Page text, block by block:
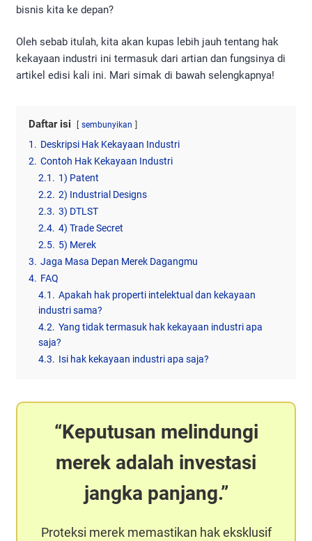
bisnis kita ke depan?
Oleh sebab itulah, kita akan kupas lebih jauh tentang hak
kekayaan industri ini termasuk dari artian dan fungsinya di
artikel edisi kali ini. Mari simak di bawah selengkapnya!
Daftar isi sembunyikan
1. Deskripsi Hak Kekayaan Industri
2. Contoh Hak Kekayaan Industri
2.1. 1) Patent
2.2. 2) Industrial Designs
2.3. 3) DTLST
2.4. 4) Trade Secret
2.5. 5) Merek
3. Jaga Masa Depan Merek Dagangmu
4. FAQ
4.1. Apakah hak properti intelektual dan kekayaan
industri sama?
4.2. Yang tidak termasuk hak kekayaan industri apa
saja?
4.3. Isi hak kekayaan industri apa saja?
Keputusan melindungi
merek adalah investasi
jangka panjang.
Proteksi merek memastikan hak eksklusif